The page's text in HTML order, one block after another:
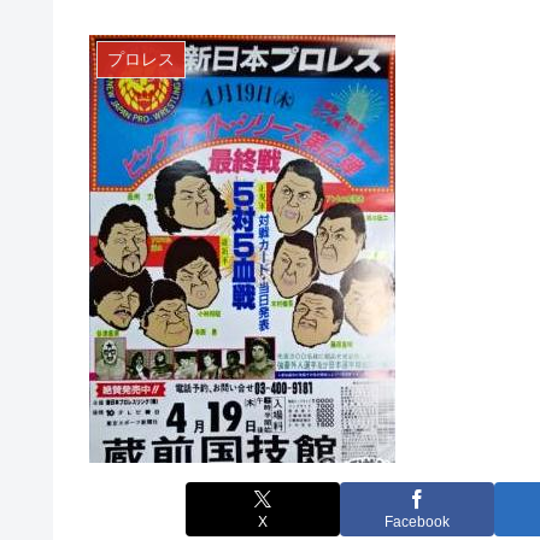
プロレス
X Facebook